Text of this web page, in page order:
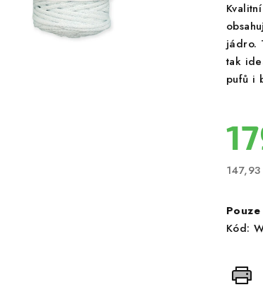
jádro.
tak
pufů i
cena:
Kód: